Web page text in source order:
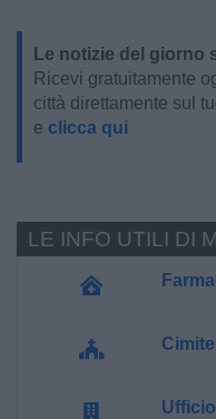
Le notizie del giorno
Ricevi gratuitamente
città direttamente sul
e clicca qui
LE INFO UTILI DI